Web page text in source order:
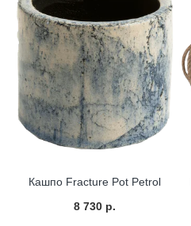
Кашпо Fracture Pot Petrol
8 730 р.